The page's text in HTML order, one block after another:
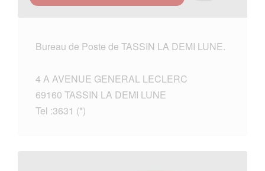
Bureau de Poste de TASSIN LA DEMI LUNE.
4 A AVENUE GENERAL LECLERC
69160 TASSIN LA DEMI LUNE
Tel :3631 (*)